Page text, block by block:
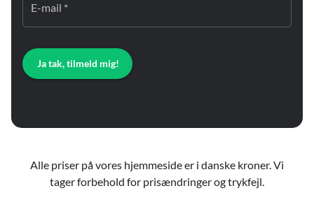
E-mail *
Ja tak, tilmeld mig!
Alle priser på vores hjemmeside er i danske kroner. Vi
tager forbehold for prisændringer og trykfejl.